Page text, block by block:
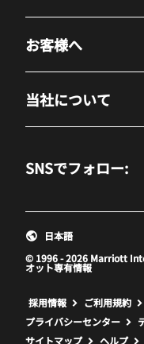
お客様へ
当社について
SNSでフォロー:
© 1996 - 2026 Marriott
オット専有情報
日本語
採用情報 新しいウ
ご利用規約
プライバシーセンター
サイトマップ
ヘルプ